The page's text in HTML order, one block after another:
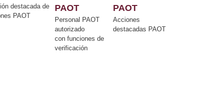
destacada de
PAOT
PAOT
Personal PAOT
autorizado
con funciones de
verificación
PAOT
Acciones
destacadas PAOT